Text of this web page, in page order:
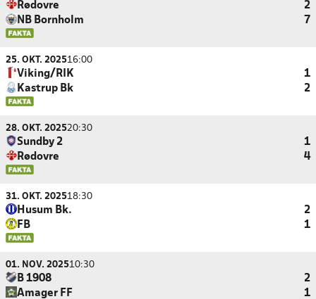
Rødovre
2
NB Bornholm
7
25. OKT. 202516:00
Viking/RIK
1
Kastrup Bk
2
28. OKT. 202520:30
Sundby 2
1
Rødovre
4
31. OKT. 202518:30
Husum Bk.
2
FB
1
01. NOV. 202510:30
B 1908
2
Amager FF
1